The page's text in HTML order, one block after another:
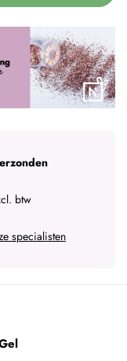
btw
specialisten